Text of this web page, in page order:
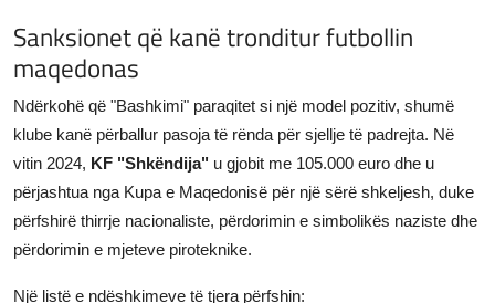
Sanksionet që kanë tronditur futbollin
maqedonas
Ndërkohë që "Bashkimi" paraqitet si një model pozitiv, shumë
klube kanë përballur pasoja të rënda për sjellje të padrejta. Në
vitin 2024, KF "Shkëndija" u gjobit me 105.000 euro dhe u
përjashtua nga Kupa e Maqedonisë për një sërë shkeljesh, duke
përfshirë thirrje nacionaliste, përdorimin e simbolikës naziste dhe
përdorimin e mjeteve piroteknike.
Një listë e ndëshkimeve të tjera përfshin: